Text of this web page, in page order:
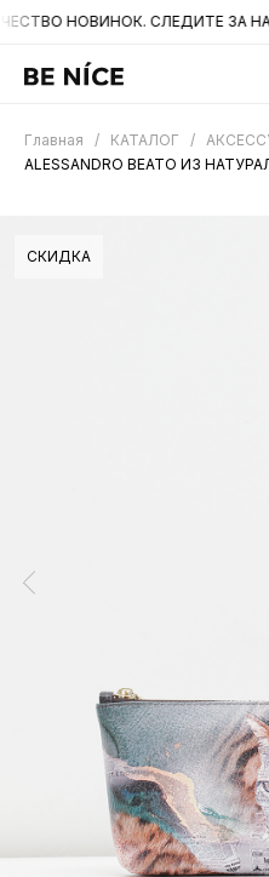
СЛЕДИТЕ ЗА
Главная / КАТАЛОГ /
ALESSANDRO BEATO ИЗ
СКИДКА